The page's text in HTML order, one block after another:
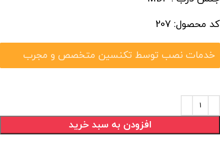
کد محصول: 207
خدمات نصب توسط تکنسین متخصص و مجرب
افزودن به سبد خرید